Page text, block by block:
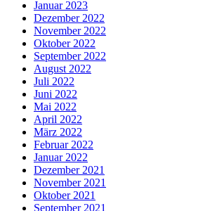
Januar 2023
Dezember 2022
November 2022
Oktober 2022
September 2022
August 2022
Juli 2022
Juni 2022
Mai 2022
April 2022
März 2022
Februar 2022
Januar 2022
Dezember 2021
November 2021
Oktober 2021
September 2021